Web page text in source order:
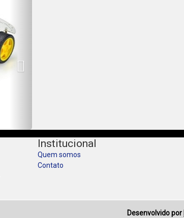
Institucional
Quem somos
Contato
Desenvolvido por